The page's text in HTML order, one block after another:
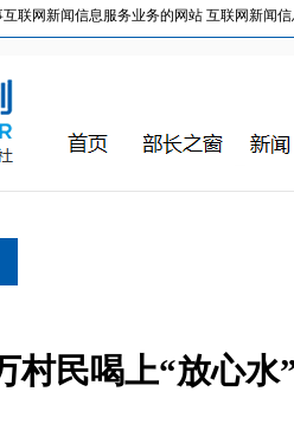
联网新闻信息服务业务的网站 互联网新闻信
村民喝上“放心水